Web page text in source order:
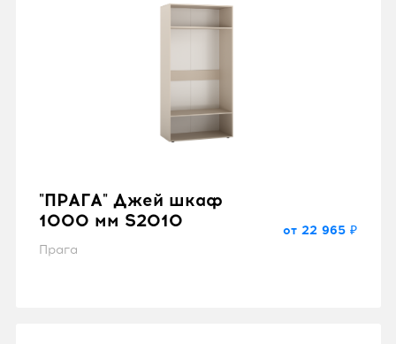
"ПРАГА" Джей шкаф
1000 мм S2010
Прага
от 22 965 ₽